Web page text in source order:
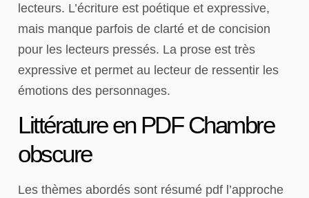
lecteurs. L’écriture est poétique et expressive,
mais manque parfois de clarté et de concision
pour les lecteurs pressés. La prose est très
expressive et permet au lecteur de ressentir les
émotions des personnages.
Littérature en PDF Chambre
obscure
Les thèmes abordés sont résumé pdf l’approche